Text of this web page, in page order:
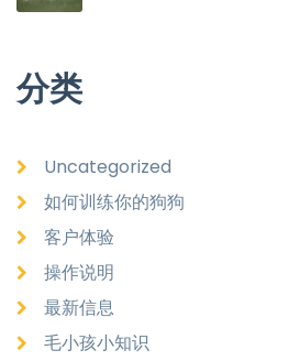
分类
Uncategorized
如何训练你的狗狗
客户体验
操作说明
最新信息
毛小孩小知识